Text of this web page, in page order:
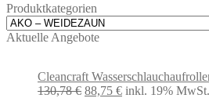
Produktkategorien
Aktuelle Angebote
Cleancraft
130,78€ Ursprünglicher
88,75 €Aktueller
inkl. 19% MwSt.